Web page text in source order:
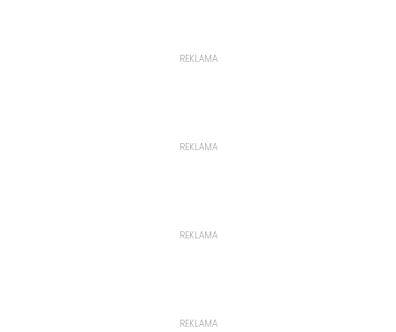
REKLAMA
REKLAMA
REKLAMA
REKLAMA